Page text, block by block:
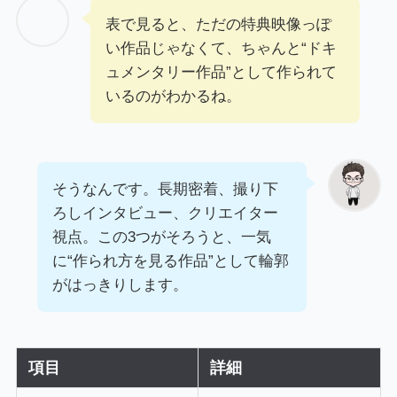
表で見ると、ただの特典映像っぽ
い作品じゃなくて、ちゃんと“ドキ
ュメンタリー作品”として作られて
いるのがわかるね。
そうなんです。長期密着、撮り下
ろしインタビュー、クリエイター
視点。この3つがそろうと、一気
に“作られ方を見る作品”として輪郭
がはっきりします。
項目 詳細